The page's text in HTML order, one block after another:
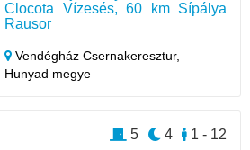
Clocota Vízesés, 60 km Sípálya
Rausor
Vendégház Csernakeresztur,
Hunyad megye
1 - 12
4
5